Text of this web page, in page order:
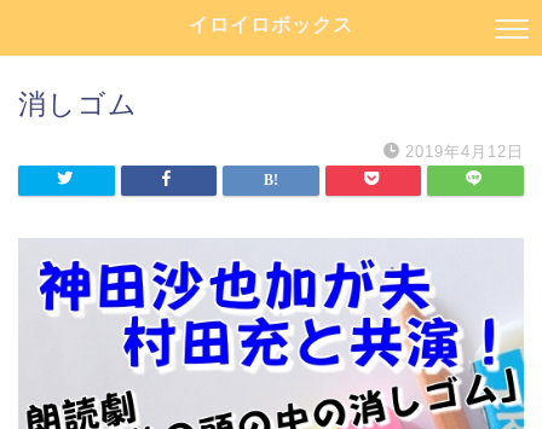
イロイロボックス
消しゴム
2019年4月12日